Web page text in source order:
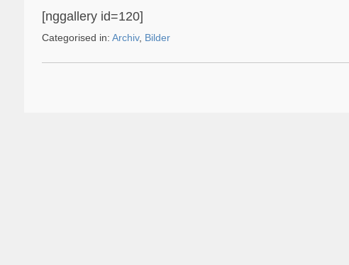
[nggallery id=120]
Categorised in: Archiv, Bilder